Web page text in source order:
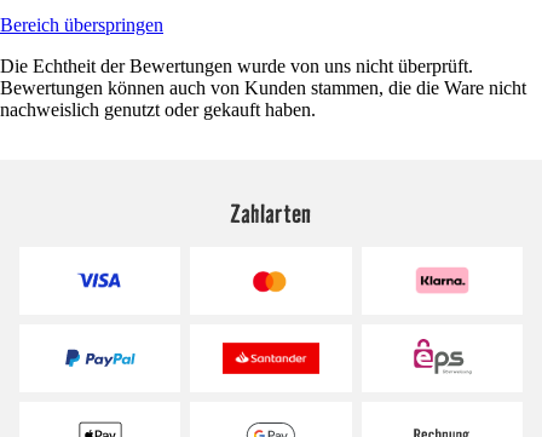
Bereich überspringen
Die Echtheit der Bewertungen wurde von uns nicht überprüft.
Bewertungen können auch von Kunden stammen, die die Ware nicht
nachweislich genutzt oder gekauft haben.
Zahlarten